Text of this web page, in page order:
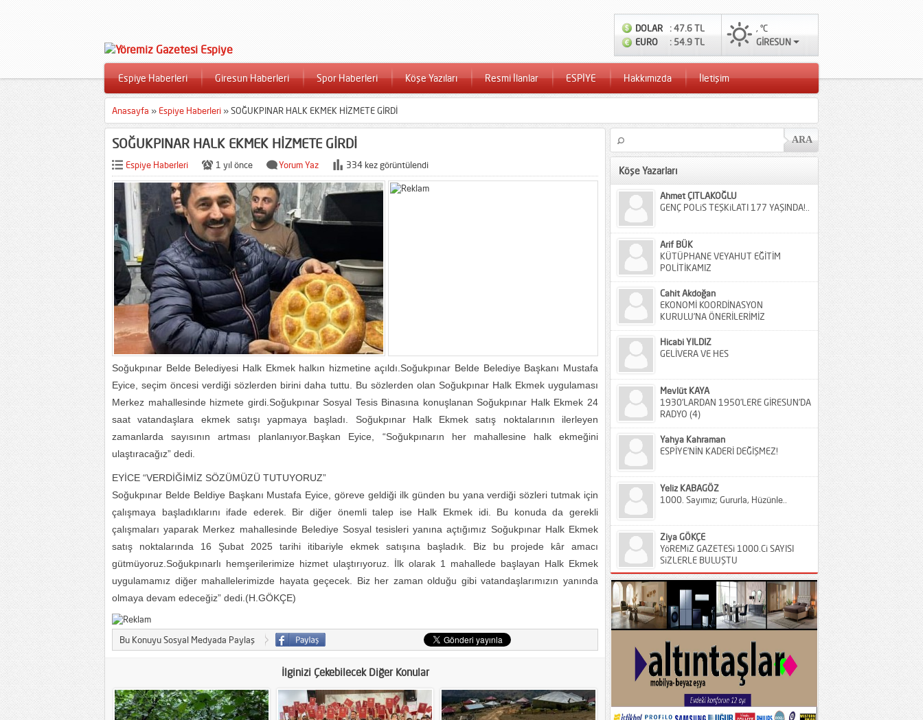
DOLAR
: 47.6 TL
EURO
: 54.9 TL
, °C
GİRESUN
Espiye Haberleri Giresun Haberleri Spor Haberleri Köşe Yazıları Resmi İlanlar ESPİYE Hakkımızda İletişim
Anasayfa » Espiye Haberleri »SOĞUKPINAR HALK EKMEK HİZMETE GİRDİ
SOĞUKPINAR HALK EKMEK HİZMETE GİRDİ
Espiye Haberleri 1 yıl önce Yorum Yaz 334 kez görüntülendi
Soğukpınar Belde Belediyesi Halk Ekmek halkın hizmetine açıldı.Soğukpınar Belde Belediye Başkanı Mustafa
Eyice, seçim öncesi verdiği sözlerden birini daha tuttu. Bu sözlerden olan Soğukpınar Halk Ekmek uygulaması
Merkez mahallesinde hizmete girdi.Soğukpınar Sosyal Tesis Binasına konuşlanan Soğukpınar Halk Ekmek 24
saat vatandaşlara ekmek satışı yapmaya başladı. Soğukpınar Halk Ekmek satış noktalarının ilerleyen
zamanlarda sayısının artması planlanıyor.Başkan Eyice, “Soğukpınarın her mahallesine halk ekmeğini
ulaştıracağız” dedi.
EYİCE “VERDİĞİMİZ SÖZÜMÜZÜ TUTUYORUZ”
Soğukpınar Belde Beldiye Başkanı Mustafa Eyice, göreve geldiği ilk günden bu yana verdiği sözleri tutmak için
çalışmaya başladıklarını ifade ederek. Bir diğer önemli talep ise Halk Ekmek idi. Bu konuda da gerekli
çalışmaları yaparak Merkez mahallesinde Belediye Sosyal tesisleri yanına açtığımız Soğukpınar Halk Ekmek
satış noktalarında 16 Şubat 2025 tarihi itibariyle ekmek satışına başladık. Biz bu projede kâr amacı
gütmüyoruz.Soğukpınarlı hemşerilerimize hizmet ulaştırıyoruz. İlk olarak 1 mahallede başlayan Halk Ekmek
uygulamamız diğer mahallelerimizde hayata geçecek. Biz her zaman olduğu gibi vatandaşlarımızın yanında
olmaya devam edeceğiz” dedi.(H.GÖKÇE)
Bu Konuyu Sosyal Medyada Paylaş
İlginizi Çekebilecek Diğer Konular
Köşe Yazarları
Ahmet ÇITLAKOĞLU
GENÇ POLiS TEŞKiLATI 177 YAŞINDA!..
Arif BÜK
KÜTÜPHANE VEYAHUT EĞİTİM
POLİTİKAMIZ
Cahit Akdoğan
EKONOMİ KOORDİNASYON
KURULU’NA ÖNERİLERİMİZ
Hicabi YILDIZ
GELİVERA VE HES
Mevlüt KAYA
1930’LARDAN 1950’LERE GİRESUN’DA
RADYO (4)
Yahya Kahraman
ESPİYE’NİN KADERİ DEĞİŞMEZ!
Yeliz KABAGÖZ
1000. Sayımız; Gururla, Hüzünle..
Ziya GÖKÇE
YöREMiZ GAZETESi 1000.Ci SAYISI
SiZLERLE BULUŞTU